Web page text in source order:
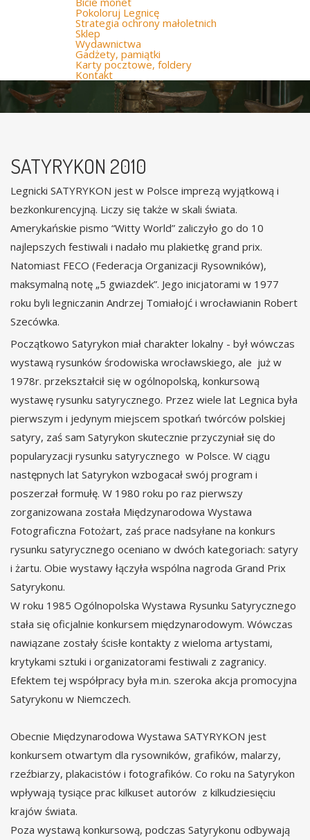
Pokoloruj Legnicę
Strategia ochrony małoletnich
Sklep
Wydawnictwa
Gadżety, pamiątki
Karty pocztowe, foldery
Kontakt
SATYRYKON 2010
Legnicki SATYRYKON jest w Polsce imprezą wyjątkową i
bezkonkurencyjną. Liczy się także w skali świata.
Amerykańskie pismo “Witty World” zaliczyło go do 10
najlepszych festiwali i nadało mu plakietkę grand prix.
Natomiast FECO (Federacja Organizacji Rysowników),
maksymalną notę „5 gwiazdek”. Jego inicjatorami w 1977
roku byli legniczanin Andrzej Tomiałojć i wrocławianin Robert
Szecówka.
Początkowo Satyrykon miał charakter lokalny - był wówczas
wystawą rysunków środowiska wrocławskiego, ale już w
1978r. przekształcił się w ogólnopolską, konkursową
wystawę rysunku satyrycznego. Przez wiele lat Legnica była
pierwszym i jedynym miejscem spotkań twórców polskiej
satyry, zaś sam Satyrykon skutecznie przyczyniał się do
popularyzacji rysunku satyrycznego w Polsce. W ciągu
następnych lat Satyrykon wzbogacał swój program i
poszerzał formułę. W 1980 roku po raz pierwszy
zorganizowana została Międzynarodowa Wystawa
Fotograficzna Fotożart, zaś prace nadsyłane na konkurs
rysunku satyrycznego oceniano w dwóch kategoriach: satyry
i żartu. Obie wystawy łączyła wspólna nagroda Grand Prix
Satyrykonu.
W roku 1985 Ogólnopolska Wystawa Rysunku Satyrycznego
stała się oficjalnie konkursem międzynarodowym. Wówczas
nawiązane zostały ścisłe kontakty z wieloma artystami,
krytykami sztuki i organizatorami festiwali z zagranicy.
Efektem tej współpracy była m.in. szeroka akcja promocyjna
Satyrykonu w Niemczech.
Obecnie Międzynarodowa Wystawa SATYRYKON jest
konkursem otwartym dla rysowników, grafików, malarzy,
rzeźbiarzy, plakacistów i fotografików. Co roku na Satyrykon
wpływają tysiące prac kilkuset autorów z kilkudziesięciu
krajów świata.
Poza wystawą konkursową, podczas Satyrykonu odbywają